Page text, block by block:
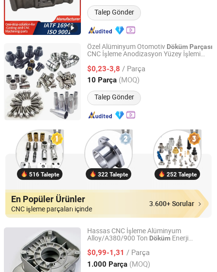
Talep Gönder
Özel Alüminyum Otomotiv Döküm Parçası
CNC İşleme Anodizasyon Yüzey İşlemi
$0,23-3,8 / Parça
10 Parça (MOQ)
Talep Gönder
Suzhou Everich Industrial Tech Co., Ltd
Jiangsu, China Fiyat 2025
516 Talepte 322 Talepte 252 Talepte
En Popüler Ürünler
CNC işleme parçaları içinde
3.600+ Sorular
Hassas CNC İşleme Alüminyum
Alloy/A380/900 Ton Döküm Enerji
$0,99-1,31 / Parça
1.000 Parça (MOQ)
Qingdao ACES Machinery Technology Co., Ltd.
Shandong, China Fiyat 2022